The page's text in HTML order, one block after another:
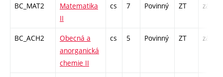
BC_MAT2
Matematika
II
cs 7 Povinný ZT zá,zk
BC_ACH2
Obecná a
anorganická
chemie II
cs 5 Povinný ZT zá,zk